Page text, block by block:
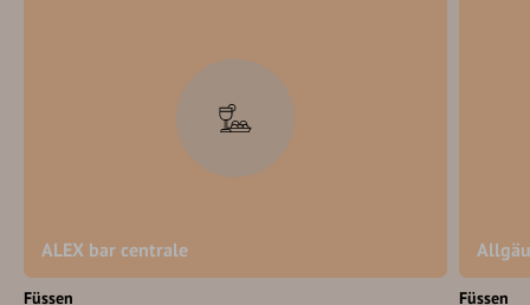
ALEX bar centrale
Füssen Füssen